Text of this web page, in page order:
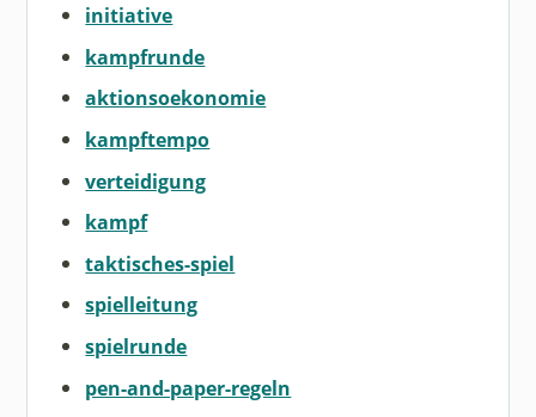
initiative
kampfrunde
aktionsoekonomie
kampftempo
verteidigung
kampf
taktisches-spiel
spielleitung
spielrunde
pen-and-paper-regeln